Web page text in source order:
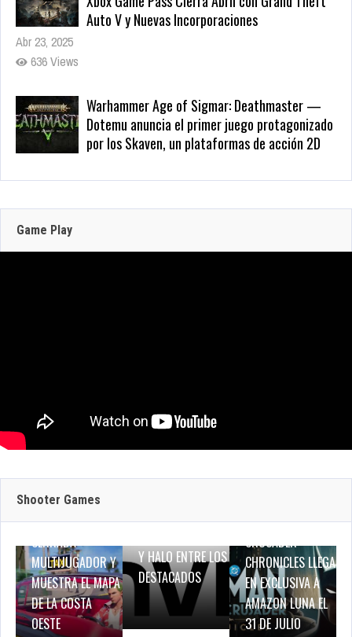
Abr 23, 2025
636 Views
por los Skaven, un plataformas de acción 2D
para 2027
May 22, 2026
Zenless Zone Zero 3.0 llega a Steam el 17 de
actualiza RTX Remix 1.5
304 Views
Game Play
Shooter Games
JULIO 30, 2026
WORLD TOUR
ANUNCIA SU
PRUEBA DE RED
CERRADA
MULTIJUGADOR Y
MUESTRA EL MAPA
DE LA COSTA
OESTE
JULIO 29, 2026
GEFORCE NOW
SUMA 9 JUEGOS
Y HALO ENTRE LOS
DESTACADOS
JULIO 29, 2026
BATMAN: CAPED
CRUSADER –
CHRONICLES LLEGA
EN EXCLUSIVA A
AMAZON LUNA EL
31 DE JULIO